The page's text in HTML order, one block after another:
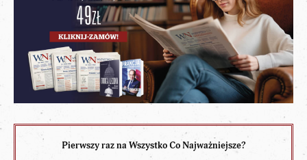
Pierwszy raz na Wszystko Co Najważniejsze?